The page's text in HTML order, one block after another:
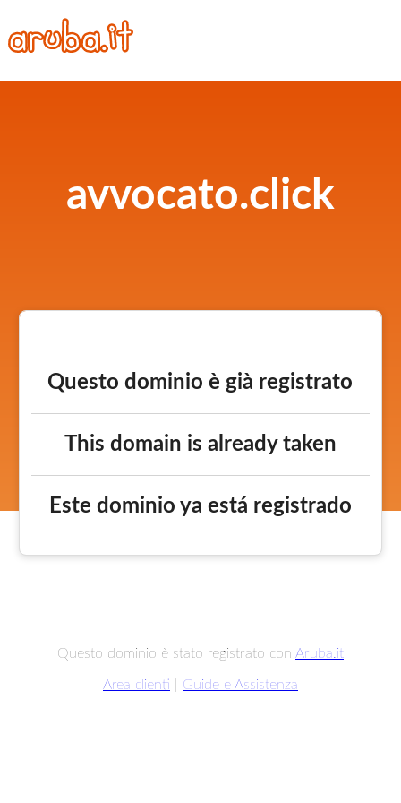
avvocato.click
Questo dominio è già registrato
This domain is already taken
Este dominio ya está registrado
Questo dominio è stato registrato con Aruba.it
Area clienti Guide e Assistenza